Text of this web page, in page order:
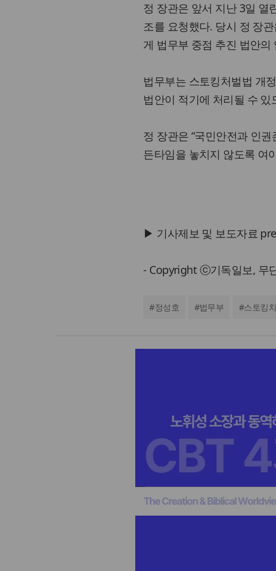
정 장관은 앞서 지난 3일 열
조를 요청했다. 당시 정 장
게 법무부 중점 추진 법안
법무부는 스토킹처벌법 개
법안이 적기에 처리될 수
정 장관은 “국민안전과 인
든타임을 놓치지 않도록 여
▶ 기사제보 및 보도자료
- Copyright ⓒ기독일보, 무
#정성호 #법무부 #스토킹